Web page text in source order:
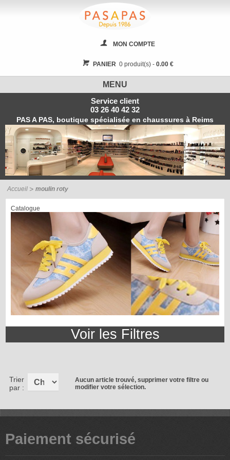
MON COMPTE
PANIER0 produit(s) - 0.00 €
MENU
Service client
03 26 40 42 32
PAS A PAS, boutique spécialisée en chaussures à Reims
Accueil moulin roty
Catalogue
Voir les Filtres
Trier
par :
Aucun article trouvé, supprimer votre filtre ou
modifier votre sélection.
Paiement sécurisé